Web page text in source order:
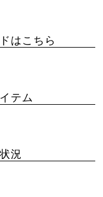
はこちら
テム
況